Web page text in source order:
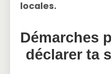
locales.
Démarches
déclarer ta